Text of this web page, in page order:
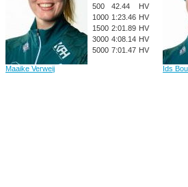
Maaike Verweij
500
42.44
HV
1000 1:23.46 HV
1500 2:01.89 HV
3000 4:08.14 HV
5000 7:01.47 HV
Ids